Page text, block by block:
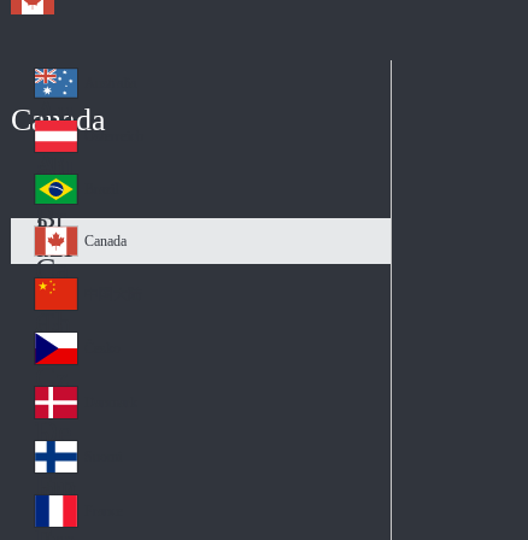
Canada
Au
str
ali
a
Au
stri
a
Br
azi
l
Ca
na
da
Canada
Ch
ina
Cz
ec
h
De
nm
ark
Fin